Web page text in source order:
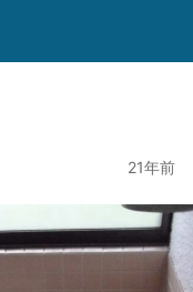
21年前